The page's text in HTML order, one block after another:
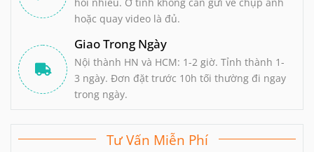
hoặc quay video là đủ.
Giao Trong Ngày
Nội thành HN và HCM: 1-2 giờ. Tỉnh thành 1-
3 ngày. Đơn đặt trước 10h tối thường đi ngay
trong ngày.
Tư Vấn Miễn Phí